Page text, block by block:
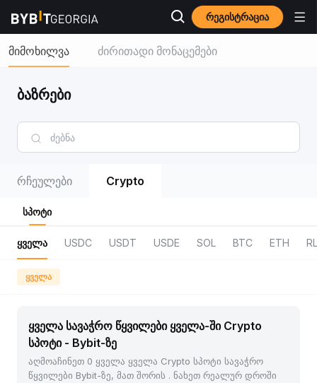
რეგისტრაცია
მიმოხილვა ძირითადი მონაცემები
ბაზრები
რჩეულები Crypto
სპოტი
ყველა USDC USDT USDE SOL BTC ETH
ყველა
ყველა სავაჭრო წყვილები ყველა-ში Crypto
სპოტი - Bybit-ზე
აღმოაჩინეთ 0 ყველა ყველა Crypto სპოტი სავაჭრო
წყვილები Bybit-ზე, მათ შორის . ნახეთ რეალურ დროში